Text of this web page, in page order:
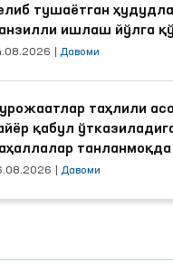
тушаётган
ишлаш йўлга
Давоми
таҳлили
қабул
танланмоқда
Давоми